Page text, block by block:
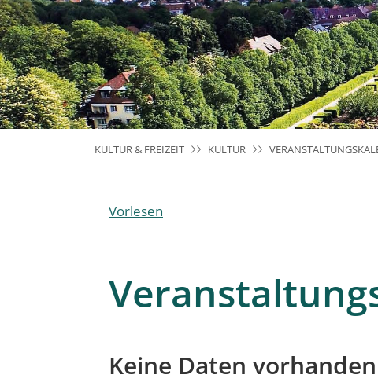
KULTUR & FREIZEIT KULTUR
Vorlesen
Keine Daten vorhanden